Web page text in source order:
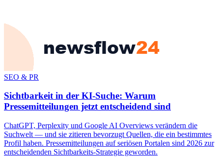
SEO & PR
Sichtbarkeit in der KI-Suche: Warum
Pressemitteilungen jetzt entscheidend sind
ChatGPT, Perplexity und Google AI Overviews verändern die
Suchwelt — und sie zitieren bevorzugt Quellen, die ein bestimmtes
Profil haben. Pressemitteilungen auf seriösen Portalen sind 2026 zur
entscheidenden Sichtbarkeits-Strategie geworden.